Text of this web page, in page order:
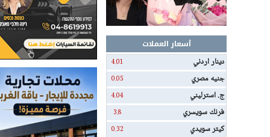
أسعار العملات
دينار اردني
4.01
جنيه مصري 0.05
ج. استرليني 4.04
فرنك سويسري 3.8
كيتر سويدي 0.32